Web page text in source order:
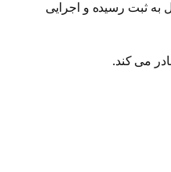
اوفک، این اصلاحیه جدید از روز جمعه ۲۳ دسامبر ۲۰۱۶ (سوم دی ماه ۱۳۹۵) در اسناد فدرال به ثبت رسیده و اجرایی
می کند.